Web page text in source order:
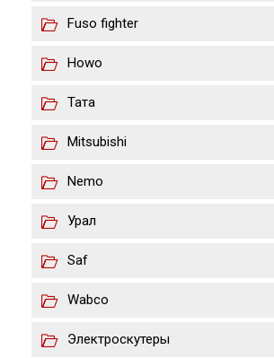
Fuso fighter
Howo
Тата
Mitsubishi
Nemo
Урал
Saf
Wabco
Электроскутеры